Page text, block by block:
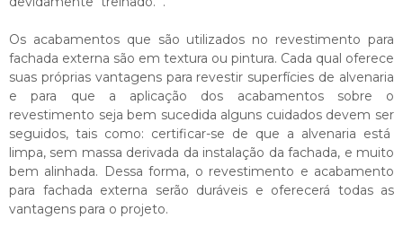
Os acabamentos que são utilizados no revestimento para
fachada externa são em textura ou pintura. Cada qual oferece
suas próprias vantagens para revestir superfícies de alvenaria
e para que a aplicação dos acabamentos sobre o
revestimento seja bem sucedida alguns cuidados devem ser
seguidos, tais como: certificar-se de que a alvenaria está
limpa, sem massa derivada da instalação da fachada, e muito
bem alinhada. Dessa forma, o revestimento e acabamento
para fachada externa serão duráveis e oferecerá todas as
vantagens para o projeto.